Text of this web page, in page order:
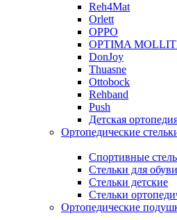
Reh4Mat
Orlett
OPPO
OPTIMA
DonJoy
Thuasne
Ottobock
Rehband
Push
Детская
Ортопедические
Спортивные
Стельки для
Стельки детские
Стельки
Ортопедические